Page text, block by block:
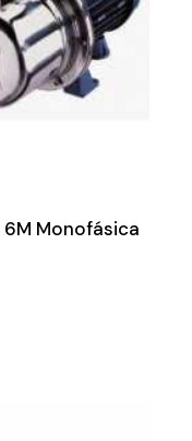
Monofásica